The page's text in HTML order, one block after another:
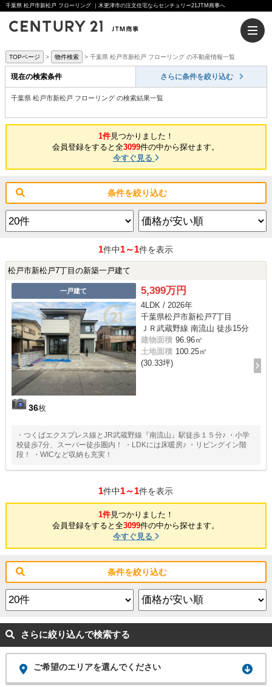
千葉県 松戸市新松戸 フローリング ｜木更津市の注文住宅ならセンチュリー21JTM商事へ
TOPページ 物件検索 千葉県 松戸市新松戸 フローリング の不動産情報一覧
現在の検索条件 さらに条件を絞り込む
千葉県 松戸市新松戸 フローリング の検索結果一覧
1件見つかりました！
会員登録をすると全3099件の中から探せます。
今すぐ見る
条件を絞り込む
1件中1～1件を表示
松戸市新松戸7丁目の新築一戸建て
一戸建て
36枚
5,399万円
4LDK / 2026年
千葉県松戸市新松戸7丁目
ＪＲ武蔵野線 南流山 徒歩15分
建物面積 96.96㎡
土地面積 100.25㎡
(30.33坪)
・つくばエクスプレス線とJR武蔵野線『南流山』駅徒歩１５分♪ ・小学
校徒歩7分、スーパー徒歩圏内！ ・LDKには床暖房♪ ・リビングイン階
段！ ・WICなど収納も充実！
1件中1～1件を表示
1件見つかりました！
会員登録をすると全3099件の中から探せます。
今すぐ見る
条件を絞り込む
さらに絞り込んで検索する
ご希望のエリアを選んでください